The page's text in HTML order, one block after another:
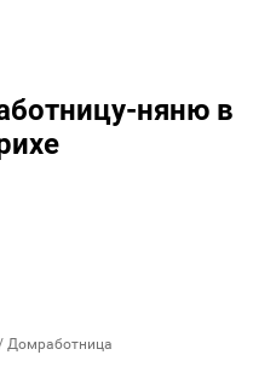
няню в
Домработница